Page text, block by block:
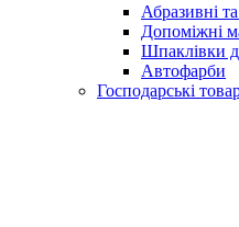
Абразивні
Допоміжні
Шпаклівки
Автофарби
Господарські